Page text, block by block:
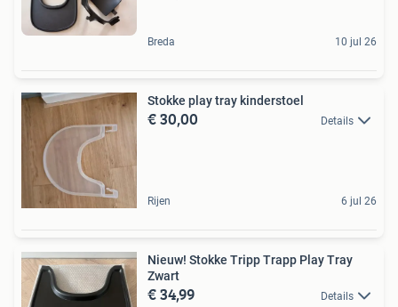
Breda 10 jul 26
Stokke play tray kinderstoel
€ 30,00 Details
Rijen 6 jul 26
Nieuw! Stokke Tripp Trapp Play Tray
Zwart
€ 34,99 Details